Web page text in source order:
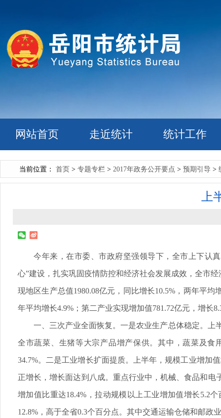
网站首页 走近统计 统计工作
当前位置： 首页 > 专题专栏 > 2017年政务公开要点 > 预期引导 >
今年来，在市委、市政府坚强领导下，全市上下认
心”建设，扎实巩固疫情防控和经济社会发展成效，全市
现地区生产总值1980.08亿元，同比增长10.5%，两年平
年平均增长4.9%；第二产业实现增加值781.72亿元，增长
一、三次产业全面恢复。一是农业生产总体稳定。上
全市蔬菜、生猪等大宗产品增产保供。其中，蔬菜及食
34.7%。二是工业增长扩面提质。上半年，规模工业增加
正增长，增长面达到八成。重点行业中，机械、食品和电
增加值比重达18.4%，拉动规模以上工业增加值增长5.2
12.8%，高于全省0.3个百分点。其中交通运输仓储和邮政